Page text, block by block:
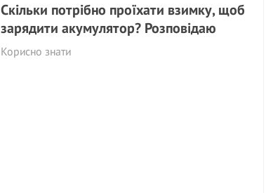
Скільки потрібно проїхати взимку, щоб
зарядити акумулятор? Розповідаю
Корисно знати